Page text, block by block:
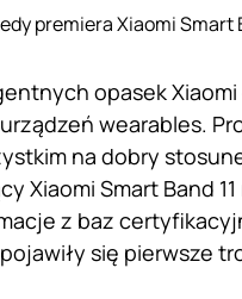
premiera Xiaomi Smart
opasek
wearables.
na dobry
Xiaomi Smart Band
z baz
się pierwsze